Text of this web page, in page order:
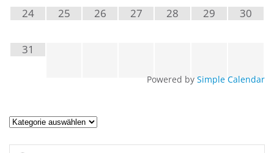
24 25 26 27 28 29 30
31
Powered by Simple Calendar
Artikel